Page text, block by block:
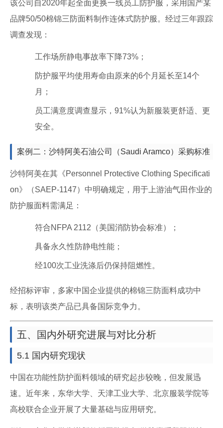
该公司自2020年起全面更换一线员工防护服，采用国产某
品牌50/50棉锦三防面料制作连体式防护服。经过三年跟踪
调查发现：
工作场所静电事故率下降73%；
防护服平均使用寿命由原来的6个月延长至14个
月；
员工满意度调查显示，91%认为新服装更舒适、更
安全。
案例二：沙特阿美石油公司（Saudi Aramco）采购标准
沙特阿美在其《Personnel Protective Clothing Specificati
on》（SAEP-1147）中明确规定，用于上游油气田作业的
防护服面料需满足：
符合NFPA 2112（美国消防协会标准）；
具备永久性防静电性能；
经100次工业洗涤后仍保持阻燃性。
经招标评审，多家中国企业提供的棉锦三防面料成功中
标，表明该类产品已具备国际竞争力。
五、国内外研究进展与对比分析
5.1 国内研究现状
中国在功能性防护面料领域的研究起步较晚，但发展迅
速。近年来，东华大学、天津工业大学、北京服装学院等
高校联合企业开展了大量基础与应用研究。